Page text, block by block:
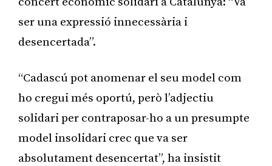
ser una expressió innecessària i
desencertada”.
“Cadascú pot anomenar el seu model com
ho cregui més oportú, però l’adjectiu
solidari per contraposar-ho a un presumpte
model insolidari crec que va ser
absolutament desencertat”, ha insistit